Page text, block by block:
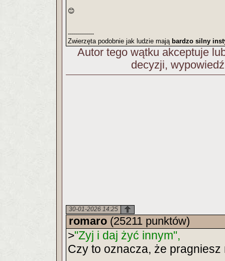
😊
-------------
Zwierzęta podobnie jak ludzie mają bardzo silny
Autor tego wątku akceptuje
decyzji,
30-01-2026 14:25
romaro (25211 punktów)
>"Zyj i daj żyć innym",
Czy to oznacza, że